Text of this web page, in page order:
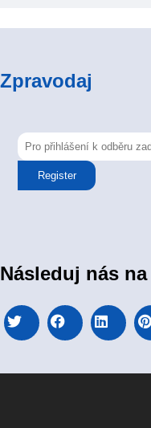
Zpravodaj
Register
Následuj nás na